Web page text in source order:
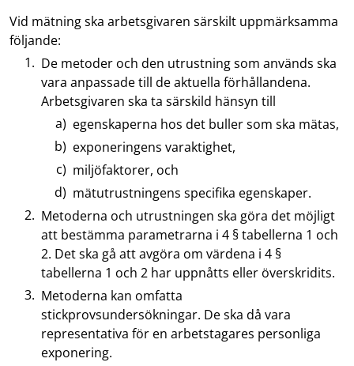
Vid mätning ska arbetsgivaren särskilt uppmärksamma
följande:
De metoder och den utrustning som används ska
vara anpassade till de aktuella förhållandena.
Arbetsgivaren ska ta särskild hänsyn till
egenskaperna hos det buller som ska mätas,
exponeringens varaktighet,
miljöfaktorer, och
mätutrustningens specifika egenskaper.
Metoderna och utrustningen ska göra det möjligt
att bestämma parametrarna i 4 § tabellerna 1 och
2. Det ska gå att avgöra om värdena i 4 §
tabellerna 1 och 2 har uppnåtts eller överskridits.
Metoderna kan omfatta
stickprovsundersökningar. De ska då vara
representativa för en arbetstagares personliga
exponering.